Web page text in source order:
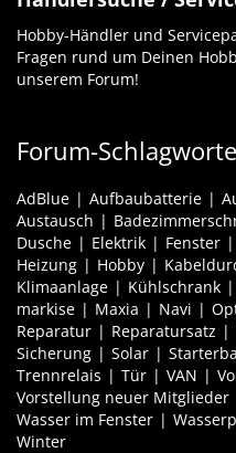
Hobby-Händler und
Fragen rund um Deinen
unserem Forum!
Forum-Schlagworte
AdBlue Aufbaubatterie
Austausch
Dusche
Elektrik Fenster
Heizung
Hobby
Klimaanlage
Kühlschrank
markise
Maxia Navi
Reparatur
Reparatursatz
Sicherung
Solar
Trennrelais
Tür VAN
Vorstellung neuer Mitglieder
Wasser im Fenster
Winter